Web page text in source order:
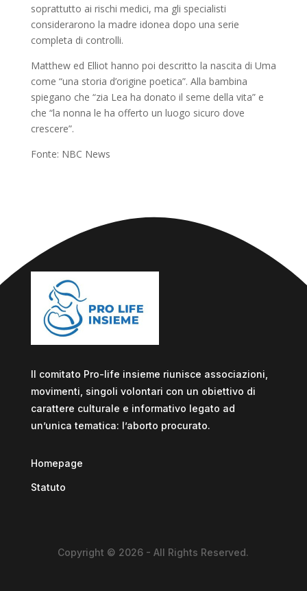
soprattutto ai rischi medici, ma gli specialisti
considerarono la madre idonea dopo una serie
completa di controlli.
Matthew ed Elliot hanno poi descritto la nascita di Uma
come “una storia d’origine poetica”. Alla bambina
spiegano che “zia Lea ha donato il seme della vita” e
che “la nonna le ha offerto un luogo sicuro dove
crescere”.
Fonte: NBC News
Il comitato Pro-life insieme riunisce associazioni,
movimenti, singoli volontari con un obiettivo di
carattere culturale e informativo legato ad
un’unica tematica: l’aborto procurato.
Homepage
Statuto
Copyright © 2026 - All Rights Reserved.